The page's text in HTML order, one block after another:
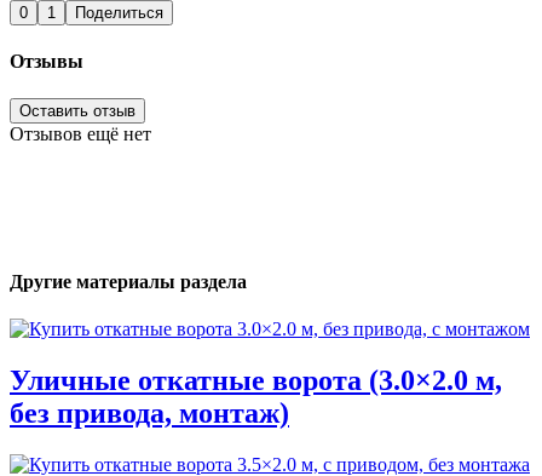
0 1 Поделиться
Отзывы
Оставить отзыв
Отзывов ещё нет
Другие материалы раздела
Уличные откатные ворота (3.0×2.0 м,
без привода, монтаж)